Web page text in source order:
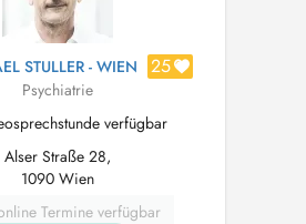
STULLER - WIEN 25
Psychiatrie
verfügbar
Alser Straße 28,
1090 Wien
Termine verfügbar